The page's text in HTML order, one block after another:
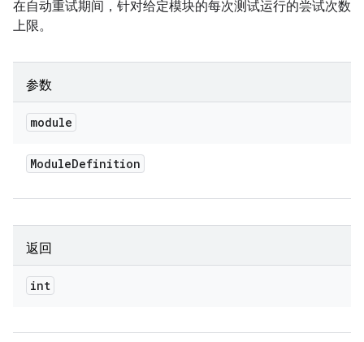
在自动重试期间，针对给定模块的每次测试运行的尝试次数
上限。
参数
module
ModuleDefinition
返回
int